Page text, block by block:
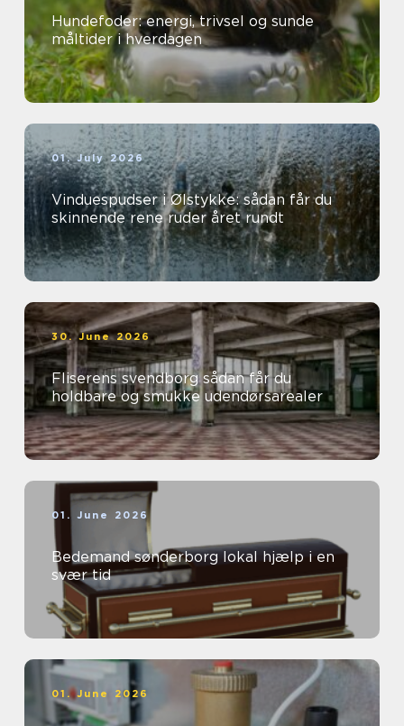
Hundefoder: energi, trivsel og sunde
måltider i hverdagen
01. July 2026
Vinduespudser i Ølstykke: sådan får du
skinnende rene ruder året rundt
30. June 2026
Fliserens svendborg sådan får du
holdbare og smukke udendørsarealer
01. June 2026
Bedemand sønderborg lokal hjælp i en
svær tid
01. June 2026